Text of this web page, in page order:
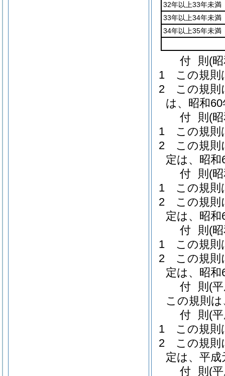
32年以上33年未満
33年以上34年未満
34年以上35年未満
付 則 (
1
この規則
2
この規則
は、昭和
付 則 (
1
この規則
2
この規則
定は、昭
付 則 (
1
この規則
2
この規則
定は、昭
付 則 (
1
この規則
2
この規則
定は、昭
付 則 (
この規則
付 則 (
1
この規則
2
この規則
定は、平
付 則 (